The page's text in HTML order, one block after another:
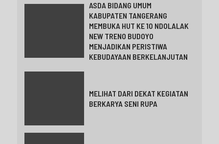
ASDA BIDANG UMUM
KABUPATEN TANGERANG
MEMBUKA HUT KE 10 NDOLALAK
NEW TRENO BUDOYO
MENJADIKAN PERISTIWA
KEBUDAYAAN BERKELANJUTAN
MELIHAT DARI DEKAT KEGIATAN
BERKARYA SENI RUPA